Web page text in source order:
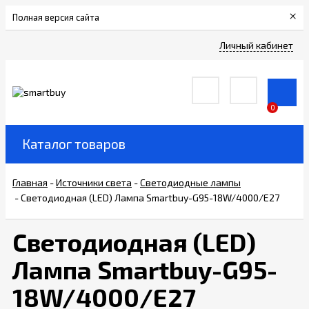
Полная версия сайта ×
Личный кабинет
компании
лист
Контакты
0
Каталог товаров
Главная -Источники света -Светодиодные лампы
-Светодиодная (LED) Лампа Smartbuy-G95-18W/4000/E27
Светодиодная (LED)
Лампа Smartbuy-G95-
18W/4000/E27